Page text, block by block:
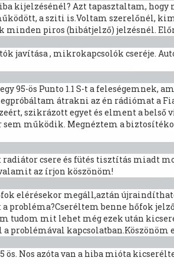
kijelzésénél? Azt tapasztaltam,
a sziti is.Voltam szerelőnél,
minden piros (hibátjelző) jelzésnél.
javítása , mikrokapcsolók cseréje.
95-ös Punto 1.1 S-t a feleségemnek,
átrakni az én rádiómat a
szikrázott egyet és elment a belső
működik. Megnéztem a
csere és fütés tisztítás miadt
az írjon köszönöm!
elérésekor megáll,aztán
probléma?Cseréltem benne hőfok
tudom mit lehet még ezek után
problémával kapcsolatban.Köszönöm
ös. Nos azóta van a hiba mióta